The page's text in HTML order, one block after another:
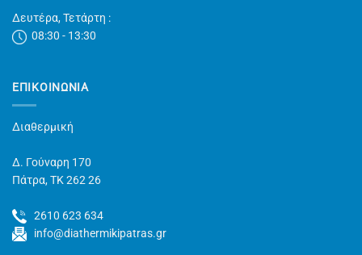
Δευτέρα, Τετάρτη :
08:30 - 13:30
ΕΠΙΚΟΙΝΩΝΊΑ
Διαθερμική
Δ. Γούναρη 170
Πάτρα, TK 262 26
2610 623 634
info@diathermikipatras.gr